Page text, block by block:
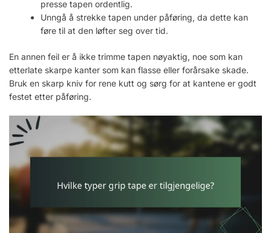
presse tapen ordentlig.
Unngå å strekke tapen under påføring, da dette kan
føre til at den løfter seg over tid.
En annen feil er å ikke trimme tapen nøyaktig, noe som kan
etterlate skarpe kanter som kan flasse eller forårsake skade.
Bruk en skarp kniv for rene kutt og sørg for at kantene er godt
festet etter påføring.